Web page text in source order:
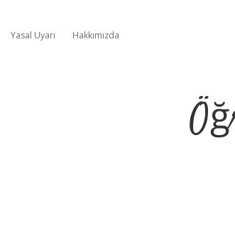
Yasal Uyarı Hakkımızda